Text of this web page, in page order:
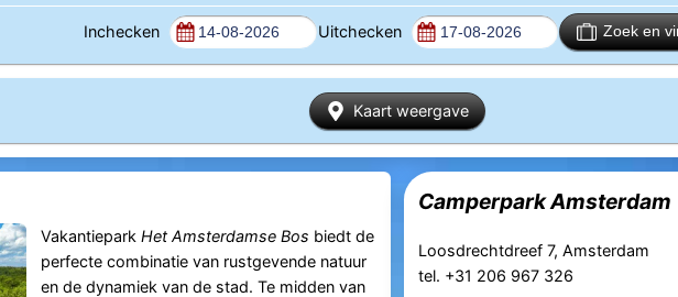
Inchecken Uitchecken Zoek en
Kaart weergave
Vakantiepark Het Amsterdamse Bos biedt de
perfecte combinatie van rustgevende natuur
en de dynamiek van de stad. Te midden van
Camperpark Amsterdam
Loosdrechtdreef 7, Amsterdam
tel. +31 206 967 326